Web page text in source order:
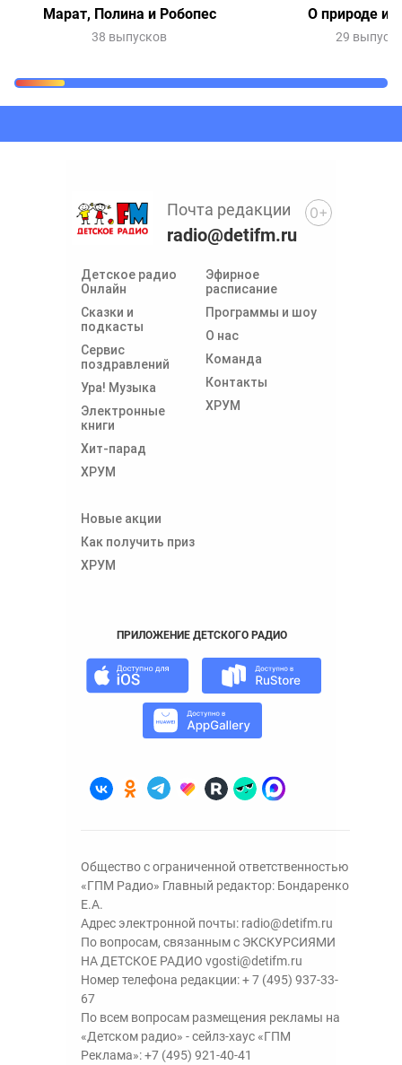
Марат, Полина и Робопес
38 выпусков
О природе и
29
Детское радио
Онлайн
Сказки и
подкасты
Сервис
поздравлений
Ура! Музыка
Электронные
книги
Хит-парад
ХРУМ
Эфирное
расписание
Программы и шоу
О нас
Команда
Контакты
ХРУМ
Новые акции
Как получить приз
ХРУМ
Почта редакции
radio@detifm.ru
ПРИЛОЖЕНИЕ ДЕТСКОГО РАДИО
0+
Общество с ограниченной ответственностью
«ГПМ Радио» Главный редактор: Бондаренко
Е.А.
Адрес электронной почты: radio@detifm.ru
По вопросам, связанным с ЭКСКУРСИЯМИ
НА ДЕТСКОЕ РАДИО vgosti@detifm.ru
Номер телефона редакции:+ 7 (495) 937-33-
67
По всем вопросам размещения рекламы на
«Детском радио» - сейлз-хаус «ГПМ
Реклама»:+7 (495) 921-40-41